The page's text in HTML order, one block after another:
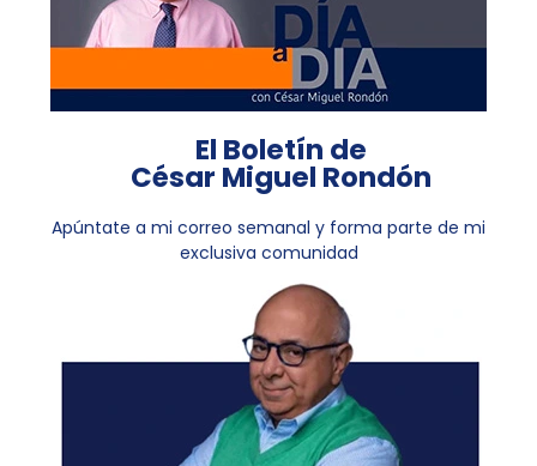
El Boletín de
César Miguel Rondón
Apúntate a mi correo semanal y forma parte de mi
exclusiva comunidad